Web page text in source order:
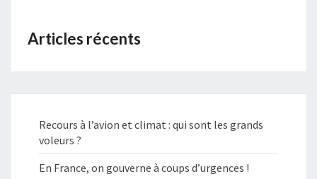
Articles récents
Recours à l’avion et climat : qui sont les grands
voleurs ?
En France, on gouverne à coups d’urgences !